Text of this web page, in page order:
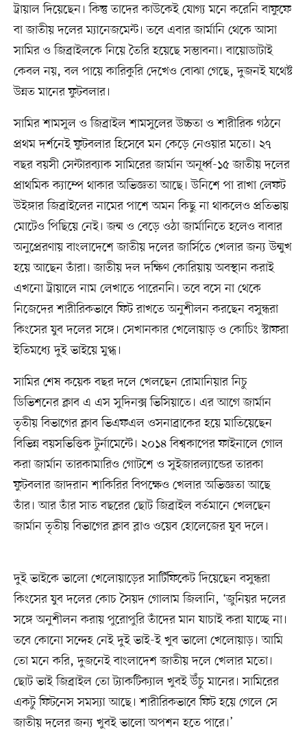
ট্রায়াল দিয়েছেন। কিন্তু তাদের কাউকেই যোগ্য মনে করেনি বাফুফে
বা জাতীয় দলের ম্যানেজমেন্ট। তবে এবার জার্মানি থেকে আসা
সামির ও জিব্রাইলকে নিয়ে তৈরি হয়েছে সম্ভাবনা। বায়োডাটাই
কেবল নয়, বল পায়ে কারিকুরি দেখেও বোঝা গেছে, দুজনই যথেষ্ট
উন্নত মানের ফুটবলার।
সামির শামসুল ও জিব্রাইল শামসুলের উচ্চতা ও শারীরিক গঠনে
প্রথম দর্শনেই ফুটবলার হিসেবে মন কেড়ে নেওয়ার মতো। ২৭
বছর বয়সী সেন্টারব্যাক সামিরের জার্মান অনূর্ধ্ব-১৫ জাতীয় দলের
প্রাথমিক ক্যাম্পে থাকার অভিজ্ঞতা আছে। উনিশে পা রাখা লেফট
উইঙ্গার জিব্রাইলের নামের পাশে অমন কিছু না থাকলেও প্রতিভায়
মোটেও পিছিয়ে নেই। জন্ম ও বেড়ে ওঠা জার্মানিতে হলেও বাবার
অনুপ্রেরণায় বাংলাদেশে জাতীয় দলের জার্সিতে খেলার জন্য উন্মুখ
হয়ে আছেন তাঁরা। জাতীয় দল দক্ষিণ কোরিয়ায় অবস্থান করাই
এখনো ট্রায়ালে নাম লেখাতে পারেননি। তবে বসে না থেকে
নিজেদের শারীরিকভাবে ফিট রাখতে অনুশীলন করছেন বসুন্ধরা
কিংসের যুব দলের সঙ্গে। সেখানকার খেলোয়াড় ও কোচিং স্টাফরা
ইতিমধ্যে দুই ভাইয়ে মুগ্ধ।
সামির শেষ কয়েক বছর দলে খেলছেন রোমানিয়ার নিচু
ডিভিশনের ক্লাব এ এস সুদিনক্স ভিসিয়াতে। এর আগে জার্মান
তৃতীয় বিভাগের ক্লাব ভিএফএল ওসনাব্রাকের হয়ে মাতিয়েছেন
বিভিন্ন বয়সভিত্তিক টুর্নামেন্টে। ২০১৪ বিশ্বকাপের ফাইনালে গোল
করা জার্মান তারকামারিও গোটশে ও সুইজারল্যান্ডের তারকা
ফুটবলার জাদরান শাকিরির বিপক্ষেও খেলার অভিজ্ঞতা আছে
তাঁর। আর তাঁর সাত বছরের ছোট জিব্রাইল বর্তমানে খেলছেন
জার্মান তৃতীয় বিভাগের ক্লাব ব্লাও ওয়েব হোলেজের যুব দলে।
দুই ভাইকে ভালো খেলোয়াড়ের সার্টিফিকেট দিয়েছেন বসুন্ধরা
কিংসের যুব দলের কোচ সৈয়দ গোলাম জিলানি, ‘জুনিয়র দলের
সঙ্গে অনুশীলন করায় পুরোপুরি তাঁদের মান যাচাই করা যাচ্ছে না।
তবে কোনো সন্দেহ নেই দুই ভাই-ই খুব ভালো খেলোয়াড়। আমি
তো মনে করি, দুজনেই বাংলাদেশ জাতীয় দলে খেলার মতো।
ছোট ভাই জিব্রাইল তো ট্যাকটিক্যাল খুবই উঁচু মানের। সামিরের
একটু ফিটনেস সমস্যা আছে। শারীরিকভাবে ফিট হয়ে গেলে সে
জাতীয় দলের জন্য খুবই ভালো অপশন হতে পারে।’